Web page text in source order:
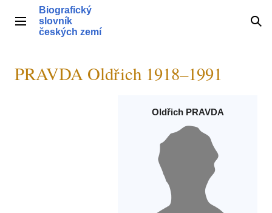
obsahHlavní menu
Biografický
slovník
českých zemí
PRAVDA Oldřich 1918–1991
Oldřich PRAVDA